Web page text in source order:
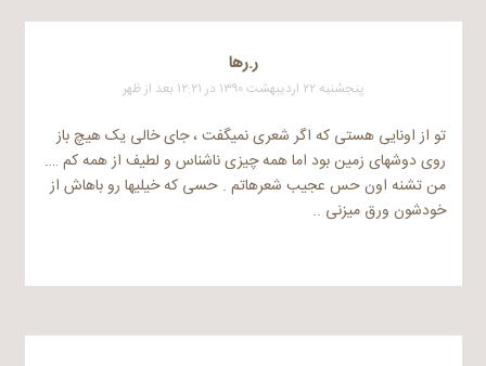
ر.رها
پنجشنبه ۲۲ اردیبهشت ۱۳۹۰ در ۱۲:۲۱ بعد از ظهر
تو از اونایی هستی که اگر شعری نمیگفت ، جای خالی یک هیچ باز
روی دوشهای زمین بود اما همه چیزی ناشناس و لطیف از همه کم ….
من تشنه اون حس عجیب شعرهاتم . حسی که خیلیها رو باهاش از
خودشون ورق میزنی ..